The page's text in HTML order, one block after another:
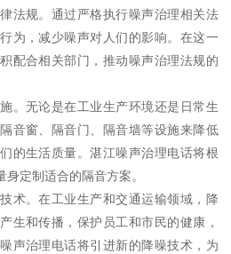
法规。通过严格执行噪声治理相关法
为，减少噪声对人们的影响。在这一
配合相关部门，推动噪声治理法规的
。无论是在工业生产环境还是日常生
音窗、隔音门、隔音墙等设施来降低
的生活质量。湛江噪声治理电话将根
定制适合的隔音方案。
术。在工业生产和交通运输领域，降
生和传播，保护员工和市民的健康，
声治理电话将引进新的降噪技术，为